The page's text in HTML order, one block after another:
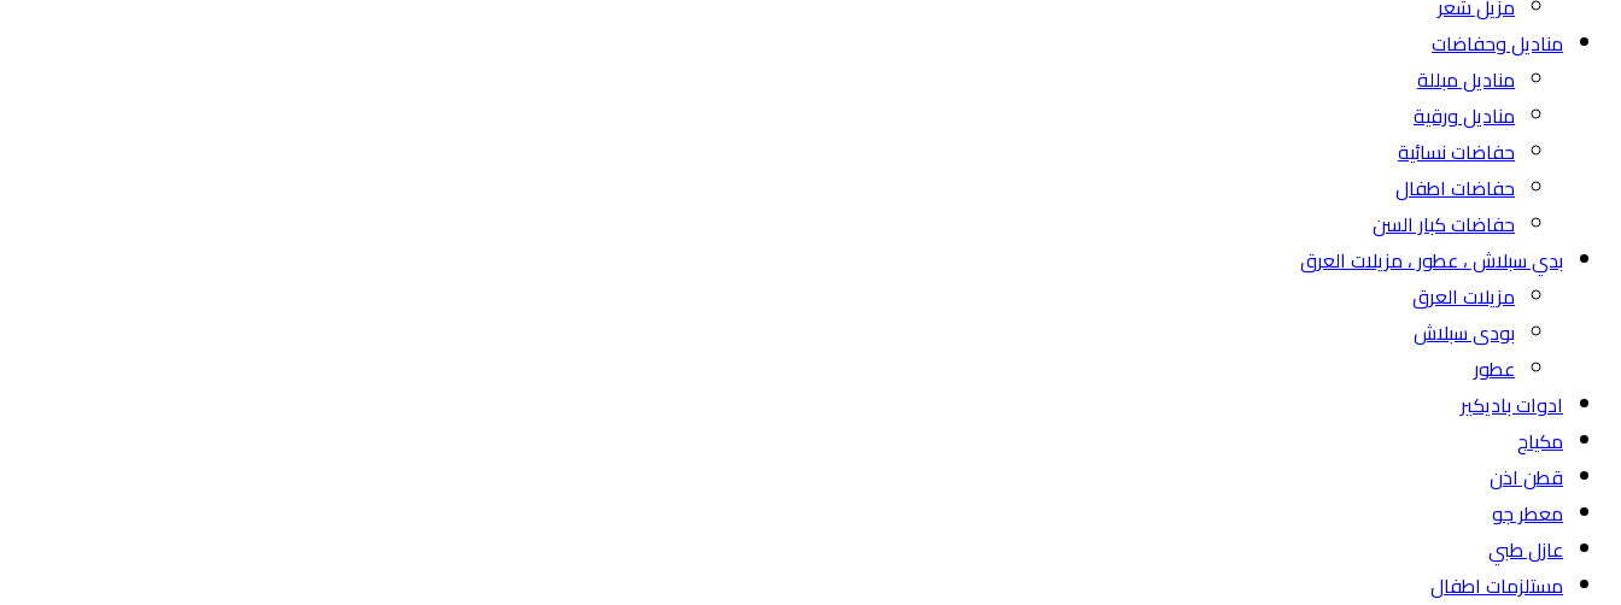
مناديل وحفاضات
مناديل مبللة
مناديل ورقية
حفاضات نسائية
حفاضات اطفال
حفاضات كبار السن
بدي سبلاش ، عطور ، مزيلات العرق
مزيلات العرق
بودى سبلاش
عطور
ادوات باديكير
مكياج
قطن اذن
معطر جو
عازل طبي
مستلزمات اطفال